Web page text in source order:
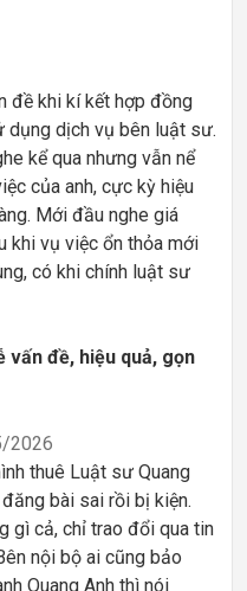
đề khi kí kết hợp đồng
dịch vụ bên luật sư.
kể qua nhưng vẫn nể
của anh, cực kỳ hiệu
Mới đầu nghe giá
khi vụ việc ổn thỏa mới
có khi chính luật sư
đề, hiệu quả, gọn
2026
thuê Luật sư Quang
bài sai rồi bị kiện.
gì cả, chỉ trao đổi qua tin
nội bộ ai cũng bảo
Quang Anh thì nói